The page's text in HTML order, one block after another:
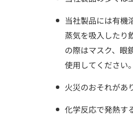
当社製品には有機
蒸気を吸入したり
の際はマスク、眼
使用してください。
火災のおそれがあ
化学反応で発熱す